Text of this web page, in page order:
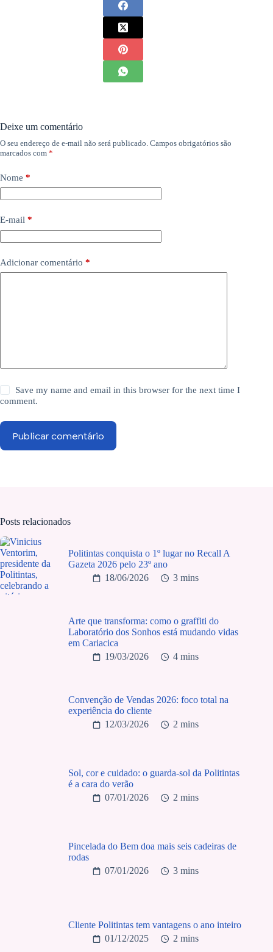
Deixe um comentário
O seu endereço de e-mail não será publicado. Campos obrigatórios são
marcados com *
Nome *
E-mail *
Adicionar comentário *
Save my name and email in this browser for the next time I
comment.
Publicar comentário
Posts relacionados
Politintas conquista o 1º lugar no Recall A
Gazeta 2026 pelo 23º ano
18/06/2026
3 mins
Arte que transforma: como o graffiti do
Laboratório dos Sonhos está mudando vidas
em Cariacica
19/03/2026
4 mins
Convenção de Vendas 2026: foco total na
experiência do cliente
12/03/2026
2 mins
Sol, cor e cuidado: o guarda-sol da Politintas
é a cara do verão
07/01/2026
2 mins
Pincelada do Bem doa mais seis cadeiras de
rodas
07/01/2026
3 mins
Cliente Politintas tem vantagens o ano inteiro
01/12/2025
2 mins